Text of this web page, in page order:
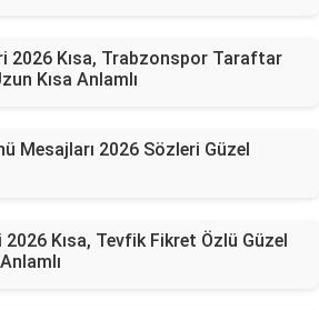
2026 Kısa, Trabzonspor Taraftar
Kısa Anlamlı
Mesajları 2026 Sözleri Güzel
Kısa, Tevfik Fikret Özlü Güzel